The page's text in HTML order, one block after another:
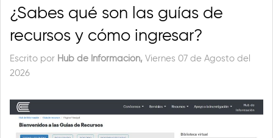
¿Sabes qué son las guías de
recursos y cómo ingresar?
Escrito por Hub de Información, Viernes 07 de Agosto del
2026